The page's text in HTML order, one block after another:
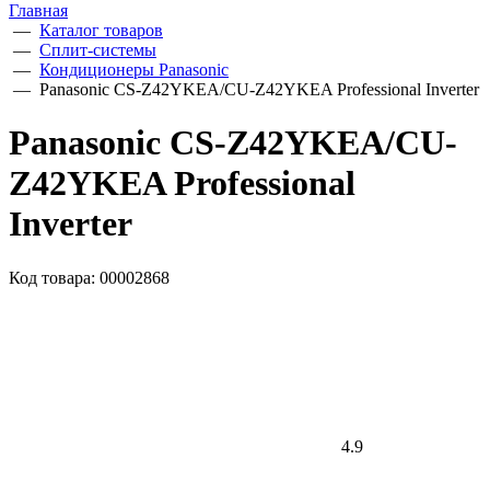
Главная
— Каталог товаров
— Сплит-системы
— Кондиционеры Panasonic
— Panasonic CS-Z42YKEA/CU-Z42YKEA Professional Inverter
Panasonic CS-Z42YKEA/CU-
Z42YKEA Professional
Inverter
Код товара: 00002868
4.9